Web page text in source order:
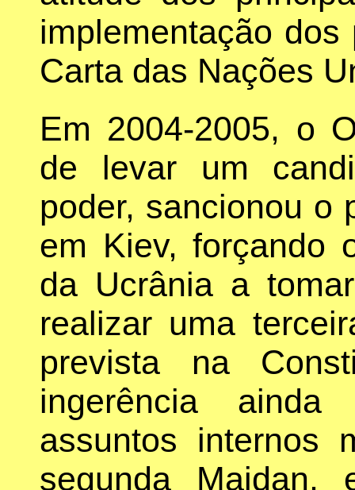
implementação
Carta das Nações
Em 2004-2005, o
de levar um
poder, sancionou o
em Kiev, forçando
da Ucrânia a
realizar uma
prevista na
ingerência
assuntos internos
segunda Maidan,